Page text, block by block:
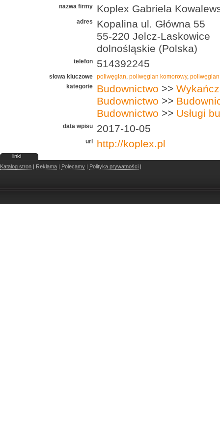
nazwa firmy Koplex Gabriela
adres
Kopalina ul. Główna 55
55­-220 Jelcz­-Laskowice
dolnośląskie (Polska)
telefon 514392245
słowa kluczowe poliwęglan, poliwęglan komorowy, poliwęglan
kategorie
Budownictwo >>
Budownictwo >>
Budownictwo >> Usługi
data wpisu 2017-10-05
url http://koplex.pl
linki
Katalog stron | Reklama | Polecamy | Polityka prywatności |